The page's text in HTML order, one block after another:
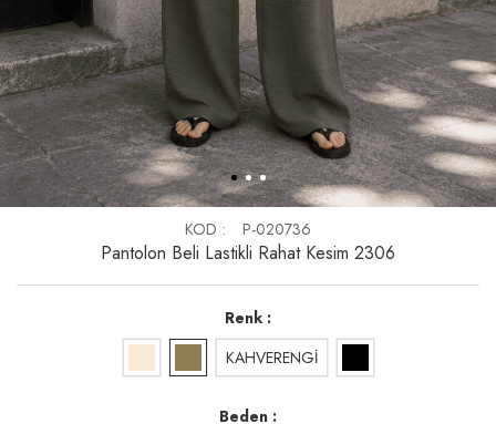
KOD P-020736
Pantolon Beli Lastikli Rahat Kesim 2306
Renk
KAHVERENGİ
Beden